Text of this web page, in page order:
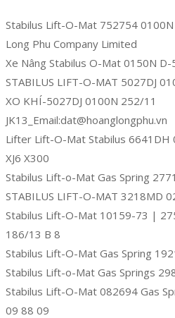
Stabilus Lift-O-Mat 752754
Long Phu Company Limited
Xe Nâng Stabilus O-Mat 0150N
STABILUS LIFT-O-MAT 5027DJ
XO KHÍ-5027DJ 0100N 252/11
JK13_Email:dat@hoanglongphu.vn
Lifter Lift-O-Mat Stabilus 6641DH
XJ6 X300
Stabilus Lift-o-Mat Gas Spring
STABILUS LIFT-O-MAT 3218MD
Stabilus Lift-O-Mat 10159-73 |
186/13 B 8
Stabilus Lift-O-Mat Gas Spring
Stabilus Lift-o-Mat Gas Springs
Stabilus Lift-O-Mat 082694 Gas
09 88 09